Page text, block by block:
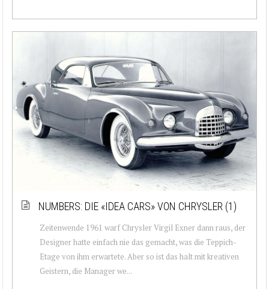
NUMBERS: DIE «IDEA CARS» VON CHRYSLER (1)
Zeitenwende 1961 warf Chrysler Virgil Exner dann raus, der
Designer hatte einfach nie das gemacht, was die Teppich-
Etage von ihm erwartete. Aber so ist das halt mit kreativen
Geistern, die Manager we...